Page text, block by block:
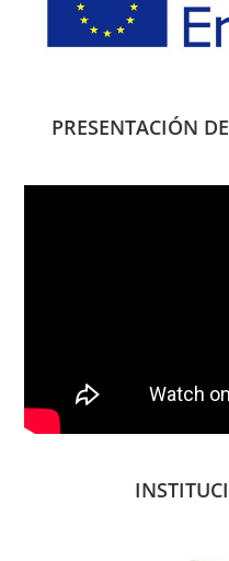
PRESENTACIÓN